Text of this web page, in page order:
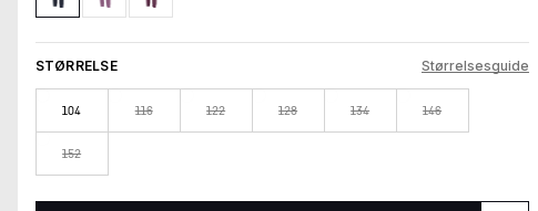
STØRRELSE Størrelsesguide
104 116 122 128 134 146
152